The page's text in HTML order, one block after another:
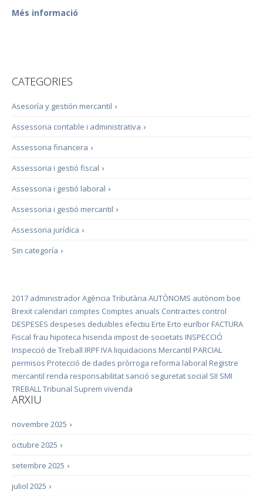
Més informació
CATEGORIES
›
Asesoría y gestión mercantil
›
Assessoria contable i administrativa
›
Assessoria financera
›
Assessoria i gestió fiscal
›
Assessoria i gestió laboral
›
Assessoria i gestió mercantil
›
Assessoria jurídica
›
Sin categoría
2017 administradorAgència Tributària AUTÒNOMS autònom boe
Brexit calendari comptes Comptes anuals Contractes control
DESPESES despeses deduïbles efectiu Erte Erto euríbor FACTURA
Fiscal frau hipoteca hisenda impost de societats INSPECCIÓ
Inspecció de Treball IRPF IVA liquidacions Mercantil PARCIAL
permisos Protecció de dades pròrroga reforma laboral Registre
mercantil renda responsabilitat sanció seguretat social SII SMI
TREBALLTribunal Suprem vivenda
ARXIU
›
novembre 2025
›
octubre 2025
›
setembre 2025
›
juliol 2025